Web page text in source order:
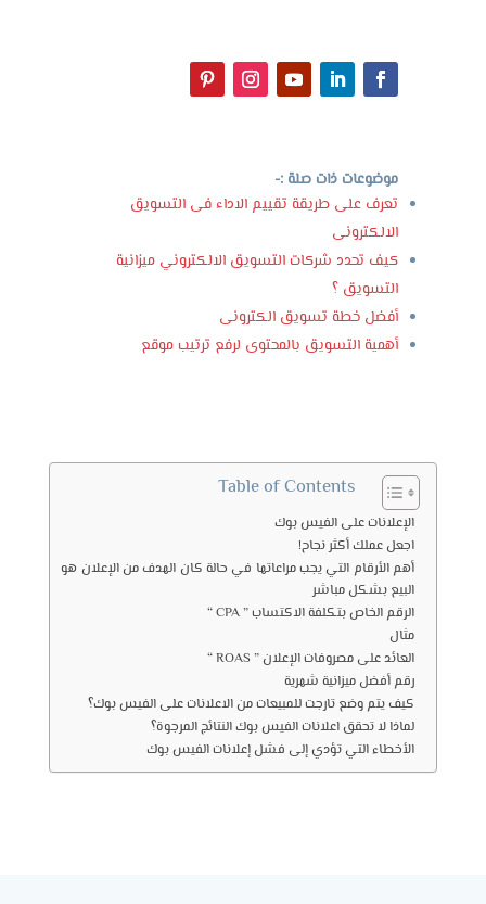
موضوعات ذات صلة :-
تعرف على طريقة تقييم الاداء فى التسويق
الالكترونى
كيف تحدد شركات التسويق الالكتروني ميزانية
التسويق ؟
أفضل خطة تسويق الكترونى
أهمية التسويق بالمحتوى لرفع ترتيب موقع
Table of Contents
الإعلانات على الفيس بوك
اجعل عملك أكثر نجاح!
أهم الأرقام التي يجب مراعاتها في حالة كان الهدف من الإعلان هو
البيع بشكل مباشر
الرقم الخاص بتكلفة الاكتساب ” CPA “
مثال
العائد على مصروفات الإعلان ” ROAS “
رقم أفضل ميزانية شهرية
كيف يتم وضع تارجت للمبيعات من الاعلانات على الفيس بوك؟
لماذا لا تحقق اعلانات الفيس بوك النتائج المرجوة؟
الأخطاء التي تؤدي إلى فشل إعلانات الفيس بوك